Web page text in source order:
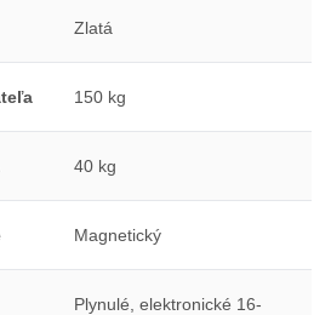
Zlatá
150 kg
40 kg
Magnetický
Plynulé, elektronické 16-